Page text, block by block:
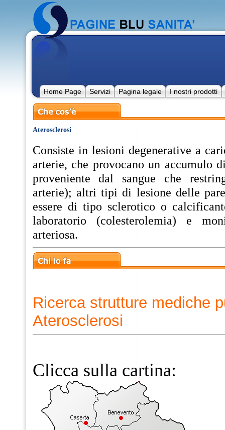
Home Page Servizi Pagina legale I nostri prodotti
Aterosclerosi
Consiste in lesioni degenerative a
arterie, che provocano un accumulo
proveniente dal sangue che
arterie); altri tipi di lesione delle
essere di tipo sclerotico o
laboratorio (colesterolemia) e
arteriosa.
Ricerca strutture mediche
Aterosclerosi
Clicca sulla cartina: